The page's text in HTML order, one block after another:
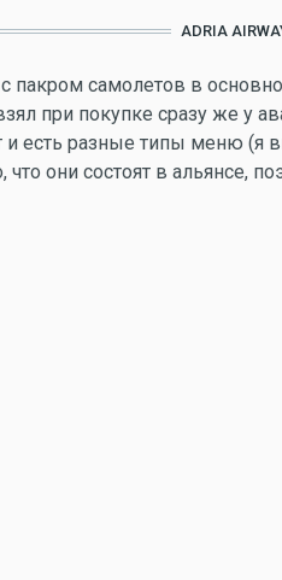
ADRIA
пакром самолетов в
при покупке сразу же у
и есть разные типы меню
они состоят в альянсе,